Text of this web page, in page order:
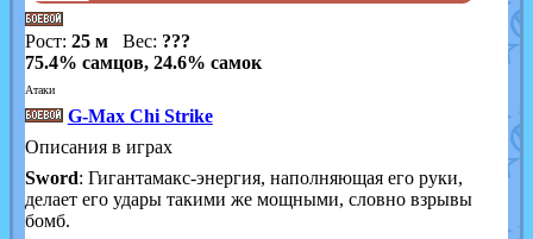
Рост: 25 мВес: ???
75.4% самцов, 24.6% самок
Атаки
G-Max Chi Strike
Описания в играх
Sword: Гигантамакс-энергия, наполняющая его руки,
делает его удары такими же мощными, словно взрывы
бомб.